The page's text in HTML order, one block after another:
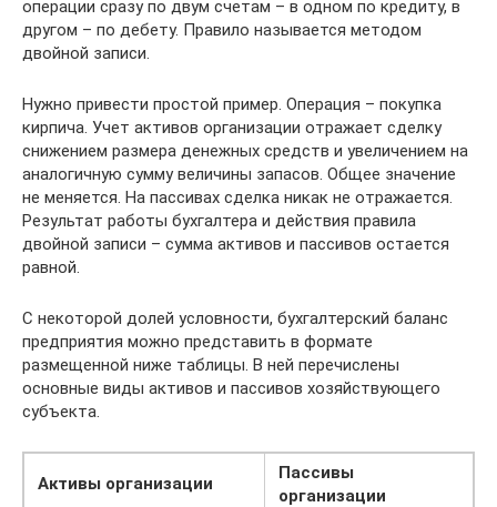
операции сразу по двум счетам – в одном по кредиту, в
другом – по дебету. Правило называется методом
двойной записи.
Нужно привести простой пример. Операция – покупка
кирпича. Учет активов организации отражает сделку
снижением размера денежных средств и увеличением на
аналогичную сумму величины запасов. Общее значение
не меняется. На пассивах сделка никак не отражается.
Результат работы бухгалтера и действия правила
двойной записи – сумма активов и пассивов остается
равной.
С некоторой долей условности, бухгалтерский баланс
предприятия можно представить в формате
размещенной ниже таблицы. В ней перечислены
основные виды активов и пассивов хозяйствующего
субъекта.
Активы организации
Пассивы
организации